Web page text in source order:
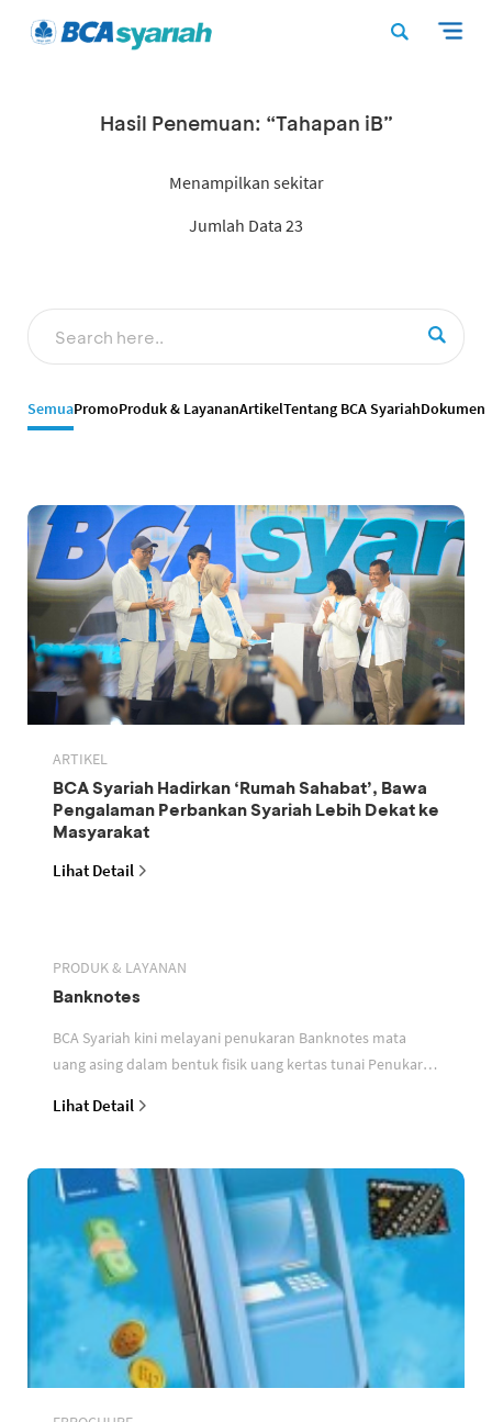
Hasil Penemuan: “Tahapan iB”
Menampilkan sekitar
Jumlah Data 23
SemuaPromoProduk & LayananArtikelTentang BCA SyariahDokumen
ARTIKEL
BCA Syariah Hadirkan ‘Rumah Sahabat’, Bawa
Pengalaman Perbankan Syariah Lebih Dekat ke
Masyarakat
Lihat Detail
PRODUK & LAYANAN
Banknotes
BCA Syariah kini melayani penukaran Banknotes mata
uang asing dalam bentuk fisik uang kertas tunai Penukaran
Lihat Detail